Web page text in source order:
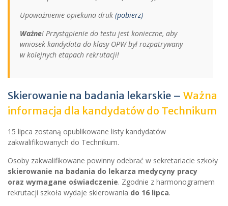
Upoważnienie opiekuna druk (pobierz)
Ważne! Przystąpienie do testu jest konieczne, aby
wniosek kandydata do klasy OPW był rozpatrywany
w kolejnych etapach rekrutacji!
Skierowanie na badania lekarskie – Ważna
informacja dla kandydatów do Technikum
15 lipca zostaną opublikowane listy kandydatów
zakwalifikowanych do Technikum.
Osoby zakwalifikowane powinny odebrać w sekretariacie szkoły
skierowanie na badania do lekarza medycyny pracy
oraz wymagane oświadczenie. Zgodnie z harmonogramem
rekrutacji szkoła wydaje skierowania do 16 lipca.